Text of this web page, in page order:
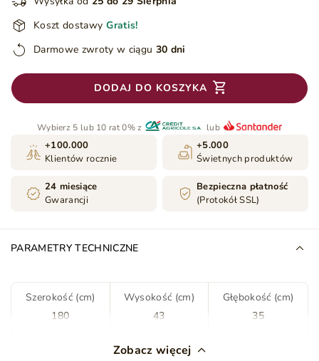
Koszt dostawy Gratis!
Darmowe zwroty w ciągu 30 dni
DODAJ DO KOSZYKA
Wybierz 5 lub 10 rat 0% z lub
+100.000
Klientów rocznie
+5.000
Świetnych produktów
24 miesiące
Gwarancji
Bezpieczna płatność
(Protokół SSL)
PARAMETRY TECHNICZNE
Szerokość (cm)
180
Wysokość (cm)
43
Głębokość (cm)
35
Stojąca
Zobacz więcej